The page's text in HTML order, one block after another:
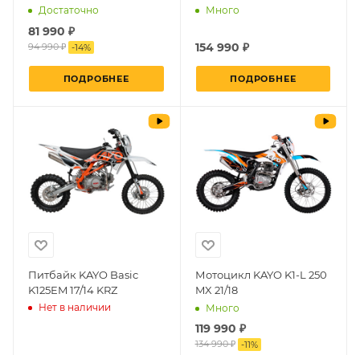
Достаточно
81 990 ₽
94 990 ₽ -14%
ПОДРОБНЕЕ
Много
154 990 ₽
ПОДРОБНЕЕ
Питбайк KAYO Basic
K125EM 17/14 KRZ
Нет в наличии
Мотоцикл KAYO K1-L 250
MX 21/18
Много
119 990 ₽
134 990 ₽ -11%